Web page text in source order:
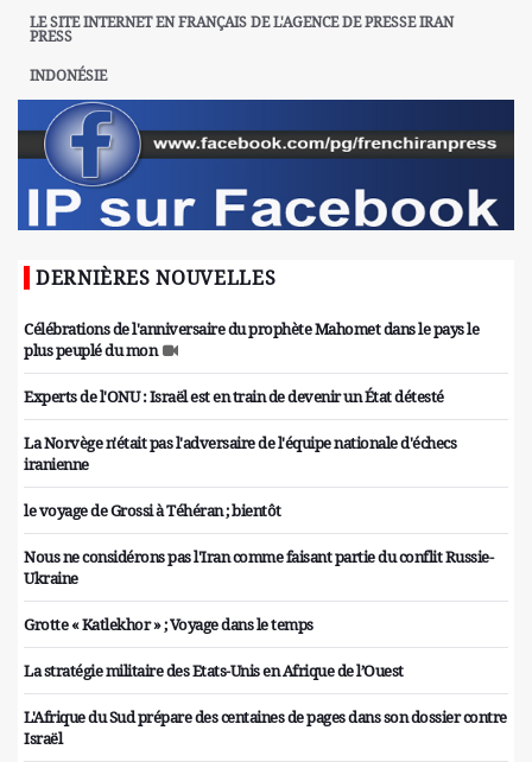
LE SITE INTERNET EN FRANÇAIS DE L'AGENCE DE PRESSE IRAN
PRESS
INDONÉSIE
DERNIÈRES NOUVELLES
Célébrations de l'anniversaire du prophète Mahomet dans le pays le
plus peuplé du mon
Experts de l'ONU : Israël est en train de devenir un État détesté
La Norvège n'était pas l'adversaire de l'équipe nationale d'échecs
iranienne
le voyage de Grossi à Téhéran ; bientôt
Nous ne considérons pas l'Iran comme faisant partie du conflit Russie-
Ukraine
Grotte « Katlekhor » ; Voyage dans le temps
La stratégie militaire des Etats-Unis en Afrique de l’Ouest
L'Afrique du Sud prépare des centaines de pages dans son dossier contre
Israël